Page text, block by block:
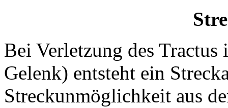
Bei Verletzung des
Gelenk) entsteht ein
Streckunmöglichkeit aus